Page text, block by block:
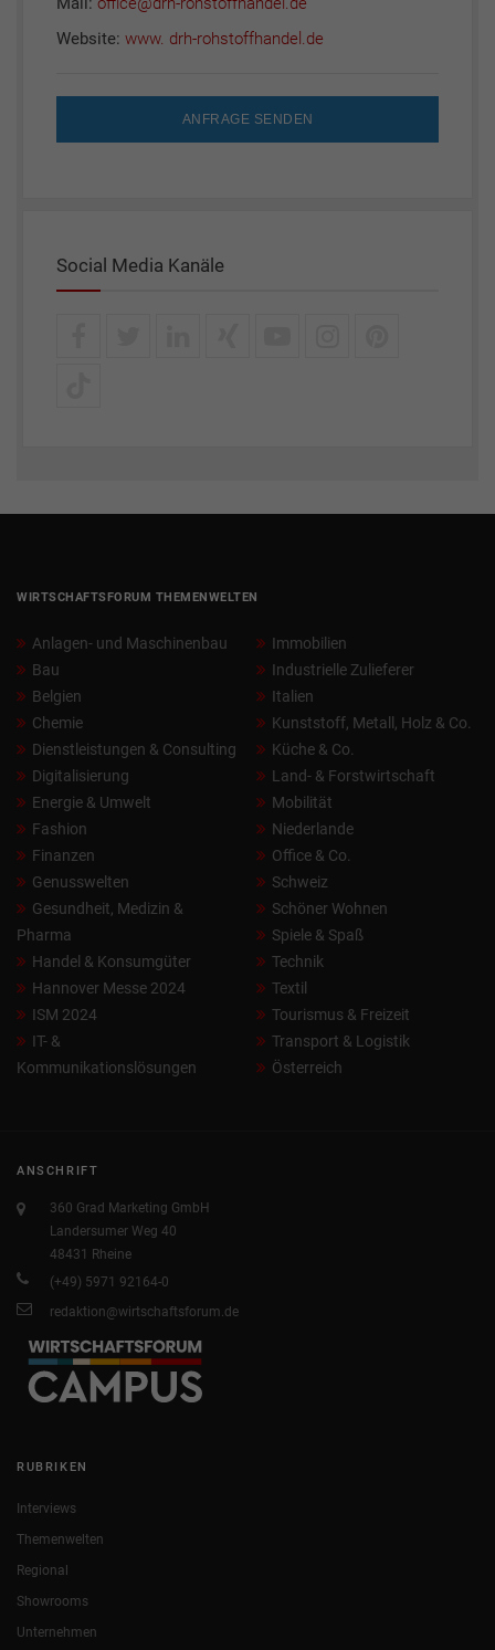
Website: www. drh-rohstoffhandel.de
ANFRAGE SENDEN
Social Media Kanäle
WIRTSCHAFTSFORUM THEMENWELTEN
Anlagen- und Maschinenbau
Bau
Belgien
Chemie
Dienstleistungen & Consulting
Digitalisierung
Energie & Umwelt
Fashion
Finanzen
Genusswelten
Gesundheit, Medizin &
Pharma
Handel & Konsumgüter
Hannover Messe 2024
ISM 2024
IT- &
Kommunikationslösungen
Immobilien
Industrielle Zulieferer
Italien
Kunststoff, Metall, Holz & Co.
Küche & Co.
Land- & Forstwirtschaft
Mobilität
Niederlande
Office & Co.
Schweiz
Schöner Wohnen
Spiele & Spaß
Technik
Textil
Tourismus & Freizeit
Transport & Logistik
Österreich
ANSCHRIFT
360 Grad Marketing GmbH
Landersumer Weg 40
48431 Rheine
(+49) 5971 92164-0
redaktion@wirtschaftsforum.de
RUBRIKEN
Interviews
Themenwelten
Regional
Showrooms
Unternehmen